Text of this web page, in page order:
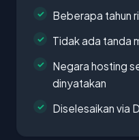
Beberapa tahun
Tidak ada tanda
Negara hosting
dinyatakan
Diselesaikan via